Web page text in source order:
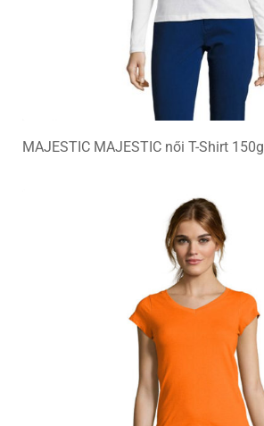
MAJESTIC MAJESTIC női T-Shirt 150g